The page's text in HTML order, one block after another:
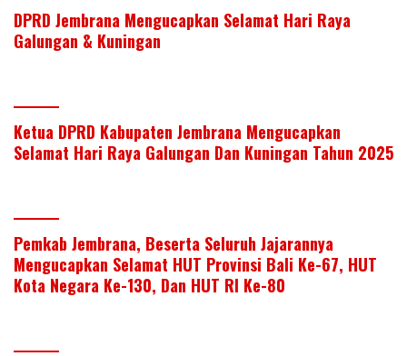
k p
DPRD Jembrana Mengucapkan Selamat Hari Raya
Galungan & Kuningan
Ketua DPRD Kabupaten Jembrana Mengucapkan
Selamat Hari Raya Galungan Dan Kuningan Tahun 2025
Pemkab Jembrana, Beserta Seluruh Jajarannya
Mengucapkan Selamat HUT Provinsi Bali Ke-67, HUT
Kota Negara Ke-130, Dan HUT RI Ke-80